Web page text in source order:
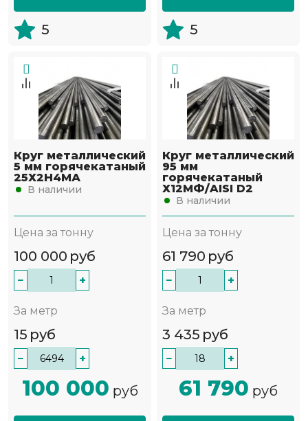
5 5
Круг металлический
5 мм горячекатаный
25Х2Н4МА
В наличии
Цена за тонну
100 000 руб
− +
За метр
15 руб
− +
100 000 руб
Круг металлический
95 мм
горячекатаный
Х12МФ/AISI D2
В наличии
Цена за тонну
61 790 руб
− +
За метр
3 435 руб
− +
61 790 руб